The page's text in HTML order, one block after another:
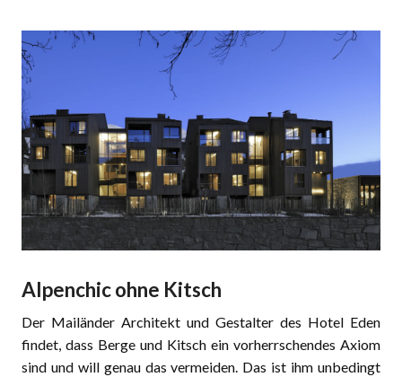
Alpenchic ohne Kitsch
Der Mailänder Architekt und Gestalter des Hotel Eden
findet, dass Berge und Kitsch ein vorherrschendes Axiom
sind und will genau das vermeiden. Das ist ihm unbedingt